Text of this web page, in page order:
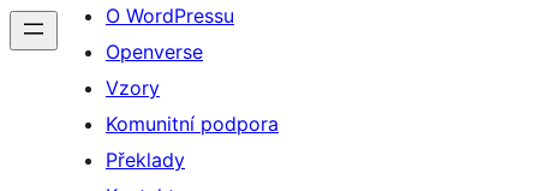
O WordPressu
Openverse
Vzory
Komunitní podpora
Překlady